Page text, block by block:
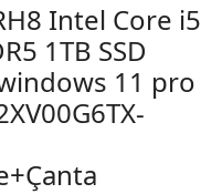
Intel Core i5
1TB SSD
11 pro